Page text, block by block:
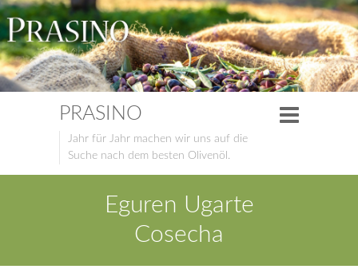
PRASINO
Jahr für Jahr machen wir uns auf die
Suche nach dem besten Olivenöl.
Eguren Ugarte
Cosecha